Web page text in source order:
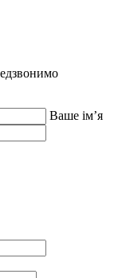
Ваше ім’я